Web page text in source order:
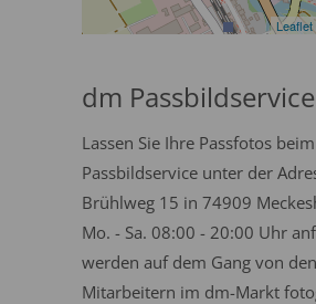
Leaflet
dm Passbildservice
Lassen Sie Ihre Passfotos
Passbildservice unter der
Brühlweg 15 in 74909
Mo. - Sa. 08:00 - 20:00 Uhr
werden auf dem Gang von den
Mitarbeitern im dm-Markt